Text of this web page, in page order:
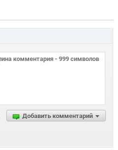
Добавить комментарий